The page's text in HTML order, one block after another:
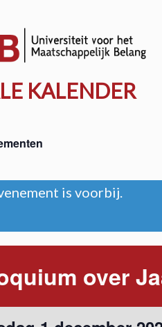
KALENDER
is voorbij.
over